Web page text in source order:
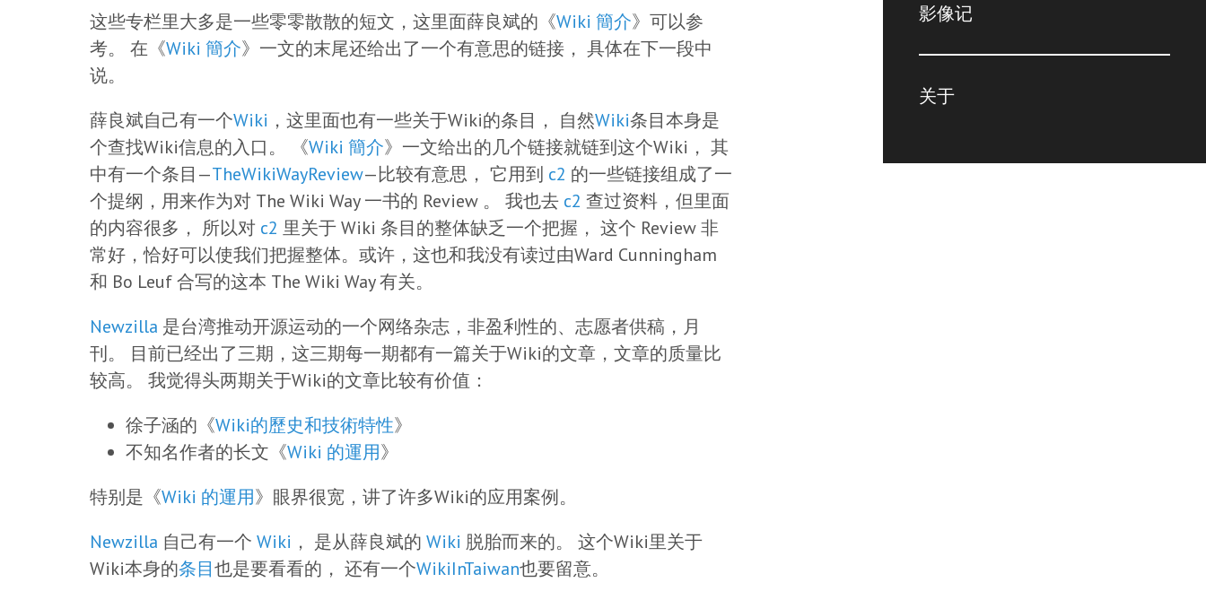
影像记
关于
这些专栏里大多是一些零零散散的短文，这里面薛良斌的《Wiki 簡介》可以参
考。 在《Wiki 簡介》一文的末尾还给出了一个有意思的链接， 具体在下一段中
说。
薛良斌自己有一个Wiki ，这里面也有一些关于Wiki的条目， 自然Wiki条目本身是
个查找Wiki信息的入口。 《Wiki 簡介》一文给出的几个链接就链到这个Wiki， 其
中有一个条目—TheWikiWayReview—比较有意思， 它用到 c2 的一些链接组成了一
个提纲，用来作为对 The Wiki Way 一书的 Review 。 我也去 c2 查过资料，但里面
的内容很多， 所以对 c2 里关于 Wiki 条目的整体缺乏一个把握， 这个 Review 非
常好，恰好可以使我们把握整体。或许，这也和我没有读过由Ward Cunningham
和 Bo Leuf 合写的这本 The Wiki Way 有关。
Newzilla 是台湾推动开源运动的一个网络杂志，非盈利性的、志愿者供稿，月
刊。 目前已经出了三期，这三期每一期都有一篇关于Wiki的文章，文章的质量比
较高。 我觉得头两期关于Wiki的文章比较有价值：
徐子涵的《Wiki的歷史和技術特性》
不知名作者的长文《Wiki 的運用》
特别是《Wiki 的運用》眼界很宽，讲了许多Wiki的应用案例。
Newzilla 自己有一个 Wiki ， 是从薛良斌的 Wiki 脱胎而来的。 这个Wiki里关于
Wiki本身的条目也是要看看的， 还有一个WikiInTaiwan也要留意。